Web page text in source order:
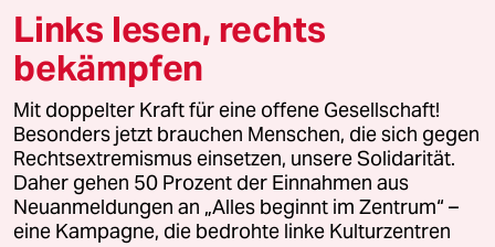
© 2026 taz Verlags und Vertriebs GmbH
Alle Rechte vorbehalten. Bei rechtlichen Fragen oder für Genehmigungen
wenden Sie sich bitte an
lizenzen@taz.de
Feedback Redaktionsstatut Kommune-Richtlinien
Links lesen, rechts
bekämpfen
Mit doppelter Kraft für eine offene Gesellschaft!
Besonders jetzt brauchen Menschen, die sich gegen
Rechtsextremismus einsetzen, unsere Solidarität.
Daher gehen 50 Prozent der Einnahmen aus
Neuanmeldungen an „Alles beginnt im Zentrum“ –
eine Kampagne, die bedrohte linke Kulturzentren